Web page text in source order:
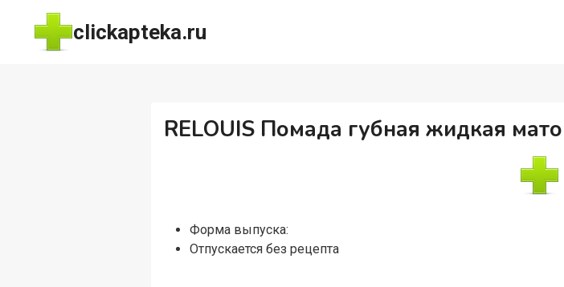
Перейти
содержимому
clickapteka.ru
RELOUIS Помада губная жидкая
Форма выпуска:
Отпускается без рецепта